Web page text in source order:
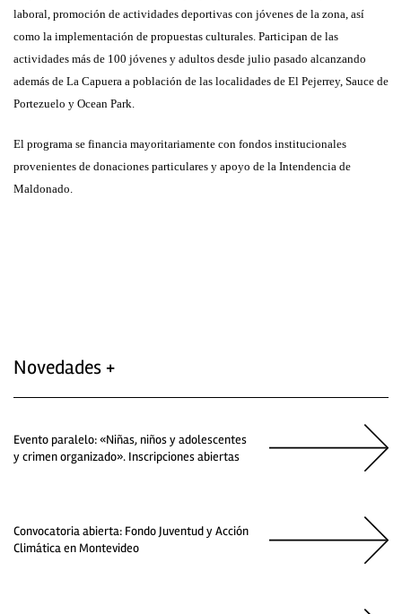
laboral, promoción de actividades deportivas con jóvenes de la zona, así
como la implementación de propuestas culturales. Participan de las
actividades más de 100 jóvenes y adultos desde julio pasado alcanzando
además de La Capuera a población de las localidades de El Pejerrey, Sauce de
Portezuelo y Ocean Park.
El programa se financia mayoritariamente con fondos institucionales
provenientes de donaciones particulares y apoyo de la Intendencia de
Maldonado.
Novedades +
Evento paralelo: «Niñas, niños y adolescentes
y crimen organizado». Inscripciones abiertas
Convocatoria abierta: Fondo Juventud y Acción
Climática en Montevideo